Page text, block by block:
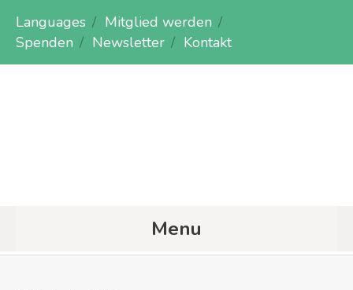
Languages
Mitglied werden
Spenden
Newsletter Kontakt
Menu